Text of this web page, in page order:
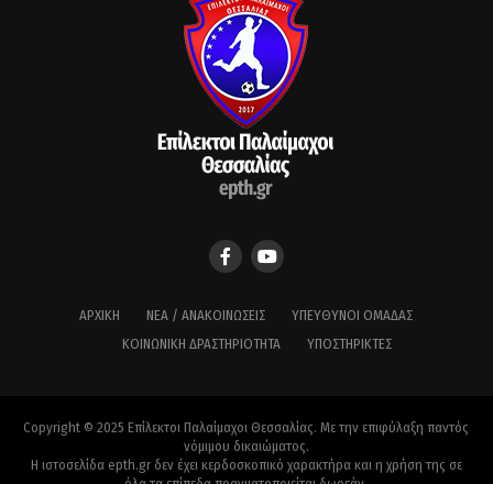
ΑΡΧΙΚΉ ΝΈΑ / ΑΝΑΚΟΙΝΏΣΕΙΣ
ΥΠΕΎΘΥΝΟΙ ΟΜΆΔΑΣ
ΚΟΙΝΩΝΙΚΉ ΔΡΑΣΤΗΡΙΌΤΗΤΑ
ΥΠΟΣΤΗΡΙΚΤΈΣ
Copyright © 2025 Επίλεκτοι Παλαίμαχοι Θεσσαλίας. Με την επιφύλαξη παντός
νόμιμου δικαιώματος.
Η ιστοσελίδα epth.gr δεν έχει κερδοσκοπικό χαρακτήρα και η χρήση της σε